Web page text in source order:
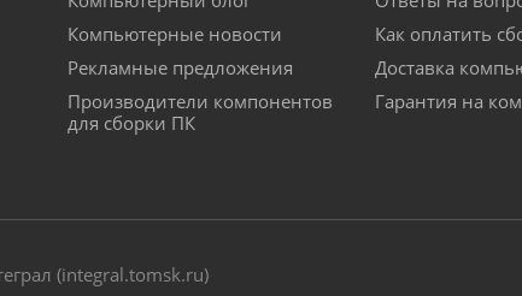
Компьютерные новости
Рекламные предложения
Производители компонентов
для сборки ПК
Как оплатить
Доставка
Гарантия на
(integral.tomsk.ru)